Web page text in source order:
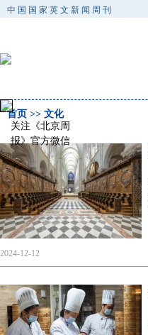
中国国家英文新闻周刊
首页 >> 文化
2024-12-12
关注《北京周
报》官方微信